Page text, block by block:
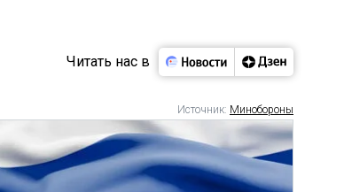
Читать нас в
Источник: Минобороны